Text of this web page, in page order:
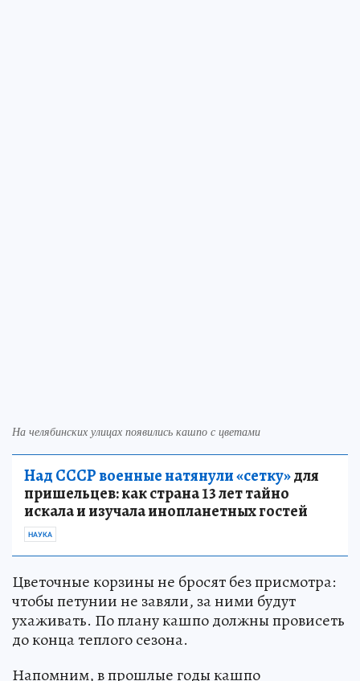
На челябинских улицах появились кашпо с цветами
Над СССР военные натянули «сетку»для
пришельцев: как страна 13 лет тайно
искала и изучала инопланетных гостей
НАУКА
Цветочные корзины не бросят без присмотра:
чтобы петунии не завяли, за ними будут
ухаживать. По плану кашпо должны провисеть
до конца теплого сезона.
Напомним, в прошлые годы кашпо